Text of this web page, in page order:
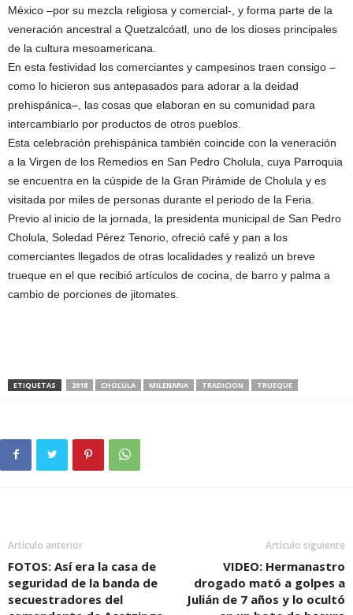
México –por su mezcla religiosa y comercial-, y forma parte de la
veneración ancestral a Quetzalcóatl, uno de los dioses principales
de la cultura mesoamericana.
En esta festividad los comerciantes y campesinos traen consigo –
como lo hicieron sus antepasados para adorar a la deidad
prehispánica–, las cosas que elaboran en su comunidad para
intercambiarlo por productos de otros pueblos.
Esta celebración prehispánica también coincide con la veneración
a la Virgen de los Remedios en San Pedro Cholula, cuya Parroquia
se encuentra en la cúspide de la Gran Pirámide de Cholula y es
visitada por miles de personas durante el periodo de la Feria.
Previo al inicio de la jornada, la presidenta municipal de San Pedro
Cholula, Soledad Pérez Tenorio, ofreció café y pan a los
comerciantes llegados de otras localidades y realizó un breve
trueque en el que recibió artículos de cocina, de barro y palma a
cambio de porciones de jitomates.
ETIQUETAS 2018 CHOLULA MILENARIA TRADICION TRUEQUE
Artículo anterior
FOTOS: Así era la casa de
seguridad de la banda de
secuestradores del
Artículo siguiente
VIDEO: Hermanastro
drogado mató a golpes a
Julián de 7 años y lo ocultó